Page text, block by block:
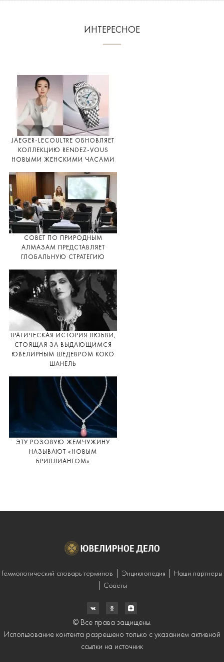
ИНТЕРЕСНОЕ
JAEGER-LECOULTRE ОБНОВЛЯЕТ
КОЛЛЕКЦИЮ RENDEZ-VOUS
НОВЫМИ ЖЕНСКИМИ ЧАСАМИ
СОВЕТ ПО ПРИРОДНЫМ
АЛМАЗАМ ПРЕДСТАВЛЯЕТ
ГЛОБАЛЬНУЮ СТРАТЕГИЮ
ТРАГИЧЕСКАЯ ИСТОРИЯ ЛЮБВИ,
СТОЯЩАЯ ЗА ВЫДАЮЩИМСЯ
ЮВЕЛИРНЫМ ШЕДЕВРОМ КОКО
ШАНЕЛЬ
ЭТУ РОЗОВУЮ ЖЕМЧУЖИНУ
НАЗЫВАЮТ «НОВЫМ
БРИЛЛИАНТОМ»
Геммологический словарь терминов Энциклопедия
Наши партнеры
Советы
© Все права защищены.
Использование контента разрешено только с указанием активной
ссылки на источник